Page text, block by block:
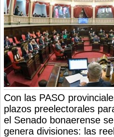
Con las PASO
plazos preelectorales
el Senado bonaerense
genera divisiones: las